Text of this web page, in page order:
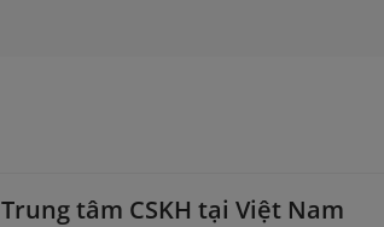
Trung tâm CSKH tại Việt Nam